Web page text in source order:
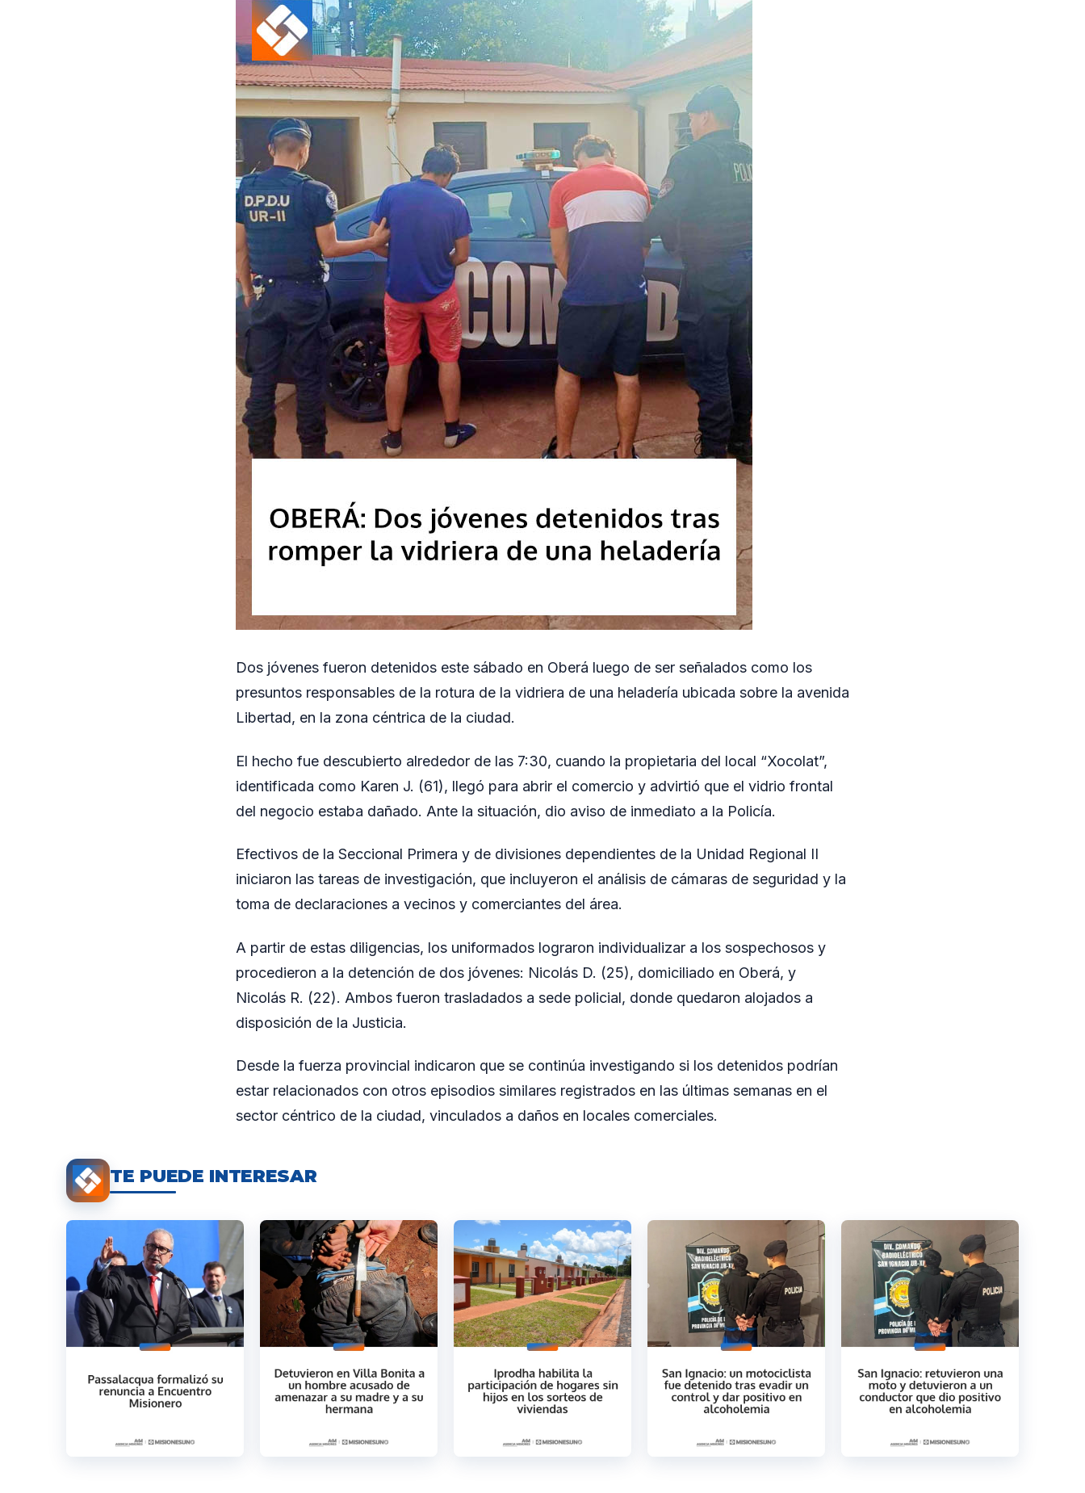
Dos jóvenes fueron detenidos este sábado en Oberá luego de ser señalados como los
presuntos responsables de la rotura de la vidriera de una heladería ubicada sobre la avenida
Libertad, en la zona céntrica de la ciudad.
El hecho fue descubierto alrededor de las 7:30, cuando la propietaria del local “Xocolat”,
identificada como Karen J. (61), llegó para abrir el comercio y advirtió que el vidrio frontal
del negocio estaba dañado. Ante la situación, dio aviso de inmediato a la Policía.
Efectivos de la Seccional Primera y de divisiones dependientes de la Unidad Regional II
iniciaron las tareas de investigación, que incluyeron el análisis de cámaras de seguridad y la
toma de declaraciones a vecinos y comerciantes del área.
A partir de estas diligencias, los uniformados lograron individualizar a los sospechosos y
procedieron a la detención de dos jóvenes: Nicolás D. (25), domiciliado en Oberá, y
Nicolás R. (22). Ambos fueron trasladados a sede policial, donde quedaron alojados a
disposición de la Justicia.
Desde la fuerza provincial indicaron que se continúa investigando si los detenidos podrían
estar relacionados con otros episodios similares registrados en las últimas semanas en el
sector céntrico de la ciudad, vinculados a daños en locales comerciales.
TE PUEDE INTERESAR